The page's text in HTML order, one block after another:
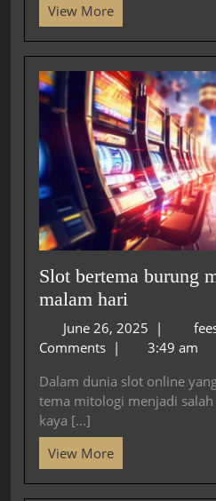
View More
Slot bertema burung
malam hari
June 26, 2025 |
Comments |
3:49 am
Dalam dunia slot online
tema mitologi menjadi
kaya [...]
View More